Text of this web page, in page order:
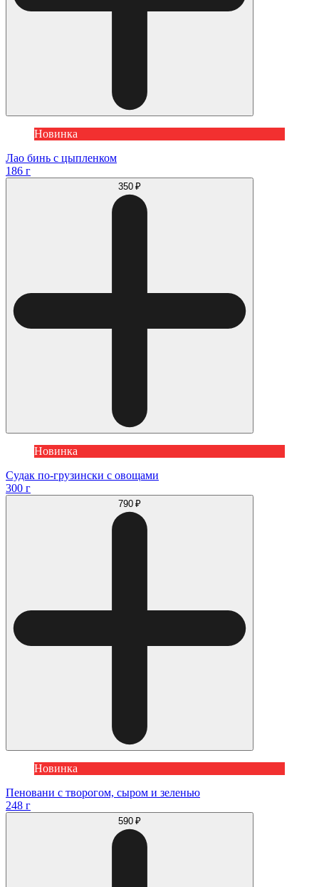
Новинка
Лао бинь с цыпленком
186 г
350 ₽
Новинка
Судак по-грузински с овощами
300 г
790 ₽
Новинка
Пеновани с творогом, сыром и зеленью
248 г
590 ₽